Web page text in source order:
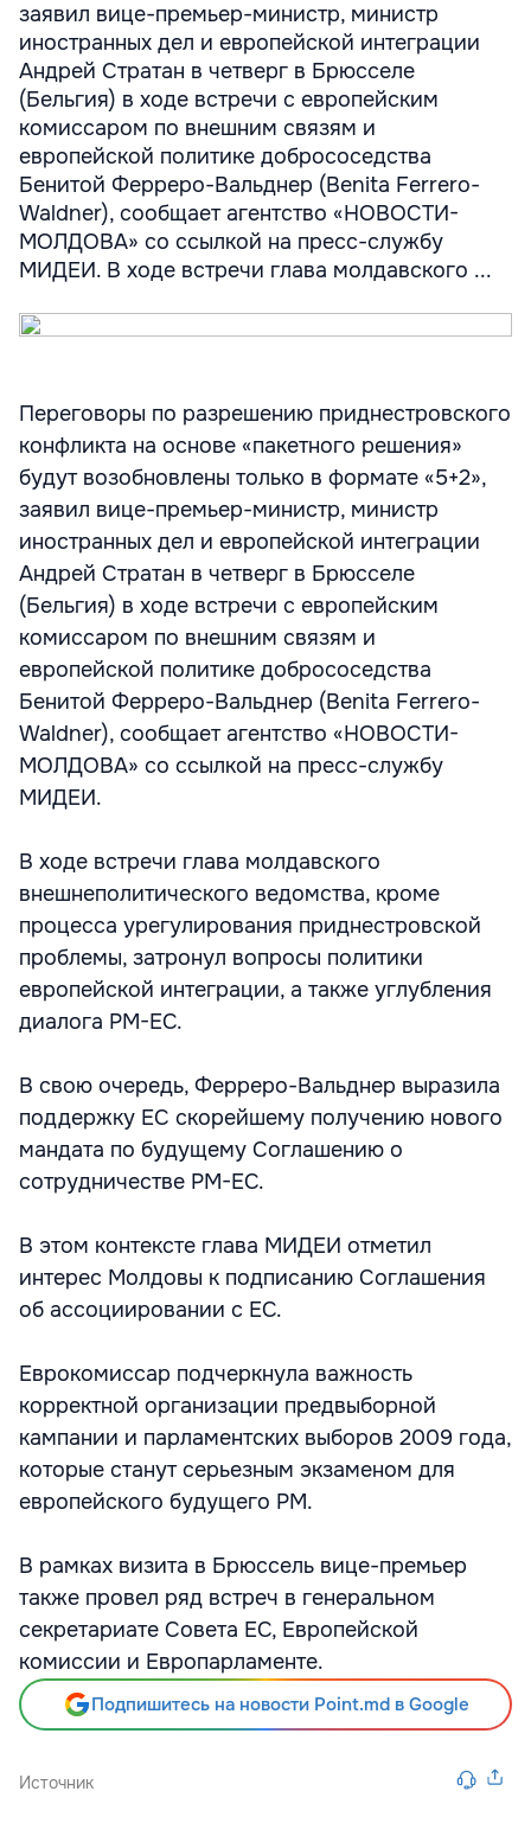
заявил вице-премьер-министр, министр
иностранных дел и европейской интеграции
Андрей Стратан в четверг в Брюсселе
(Бельгия) в ходе встречи с европейским
комиссаром по внешним связям и
европейской политике добрососедства
Бенитой Ферреро-Вальднер (Benita Ferrero-
Waldner), сообщает агентство «НОВОСТИ-
МОЛДОВА» со ссылкой на пресс-службу
МИДЕИ. В ходе встречи глава молдавского ...
Переговоры по разрешению приднестровского
конфликта на основе «пакетного решения»
будут возобновлены только в формате «5+2»,
заявил вице-премьер-министр, министр
иностранных дел и европейской интеграции
Андрей Стратан в четверг в Брюсселе
(Бельгия) в ходе встречи с европейским
комиссаром по внешним связям и
европейской политике добрососедства
Бенитой Ферреро-Вальднер (Benita Ferrero-
Waldner), сообщает агентство «НОВОСТИ-
МОЛДОВА» со ссылкой на пресс-службу
МИДЕИ.
В ходе встречи глава молдавского
внешнеполитического ведомства, кроме
процесса урегулирования приднестровской
проблемы, затронул вопросы политики
европейской интеграции, а также углубления
диалога РМ-ЕС.
В свою очередь, Ферреро-Вальднер выразила
поддержку ЕС скорейшему получению нового
мандата по будущему Соглашению о
сотрудничестве РМ-ЕС.
В этом контексте глава МИДЕИ отметил
интерес Молдовы к подписанию Соглашения
об ассоциировании с ЕС.
Еврокомиссар подчеркнула важность
корректной организации предвыборной
кампании и парламентских выборов 2009 года,
которые станут серьезным экзаменом для
европейского будущего РМ.
В рамках визита в Брюссель вице-премьер
также провел ряд встреч в генеральном
секретариате Совета ЕС, Европейской
комиссии и Европарламенте.
Подпишитесь на новости Point.md в Google
Источник